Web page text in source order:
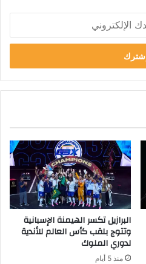
البرازيل تكسر الهيمنة الإسبانية
وتتوج بلقب كأس العالم للأندية
لدوري الملوك
منذ 5 أيام